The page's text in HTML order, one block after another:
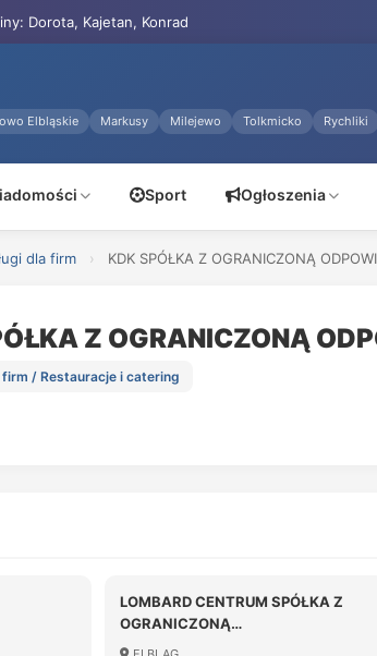
Dorota, Kajetan, Konrad
Elbląskie Markusy Milejewo Tolkmicko Rychliki
Sport Ogłoszenia
dla firm › KDK SPÓŁKA Z OGRANICZONĄ
Z OGRANICZONĄ
firm / Restauracje i catering
LOMBARD CENTRUM SPÓŁKA Z
OGRANICZONĄ
ODPOWIEDZIALNOŚCIĄ